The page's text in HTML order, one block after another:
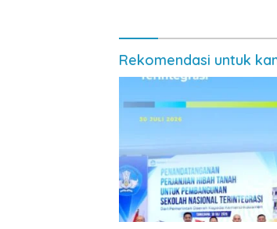
Rekomendasi untuk